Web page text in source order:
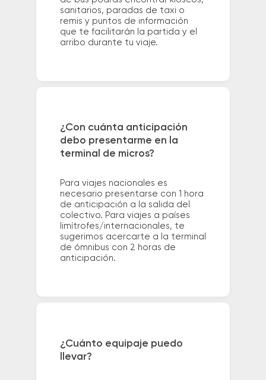
sanitarios, paradas de taxi o
remis y puntos de información
que te facilitarán la partida y el
arribo durante tu viaje.
¿Con cuánta anticipación
debo presentarme en la
terminal de micros?
Para viajes nacionales es
necesario presentarse con 1 hora
de anticipación a la salida del
colectivo. Para viajes a países
limítrofes/internacionales, te
sugerimos acercarte a la terminal
de ómnibus con 2 horas de
anticipación.
¿Cuánto equipaje puedo
llevar?